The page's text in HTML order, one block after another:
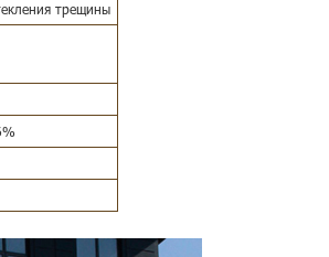
трещины